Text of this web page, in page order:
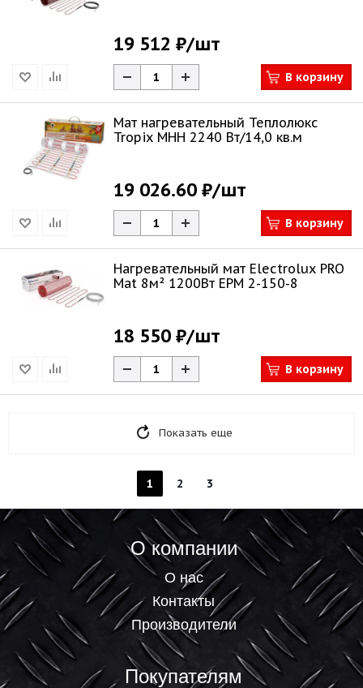
19 512 ₽/шт
В корзину
Мат нагревательный Теплолюкс
Tropix МНН 2240 Вт/14,0 кв.м
19 026.60 ₽/шт
В корзину
Нагревательный мат Electrolux PRO
Mat 8м² 1200Вт EPM 2-150-8
18 550 ₽/шт
В корзину
Показать еще
1 2 3
О компании
О нас
Контакты
Производители
Покупателям